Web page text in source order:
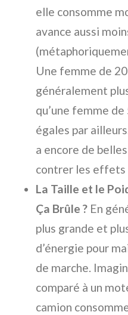
elle consomme
avance aussi
Une femme de
généralement
qu’une femme
égales par
a encore de
contrer les effets
La Taille et le
Ça Brûle ? En
plus grande et
d’énergie pour
de marche.
comparé à un
camion